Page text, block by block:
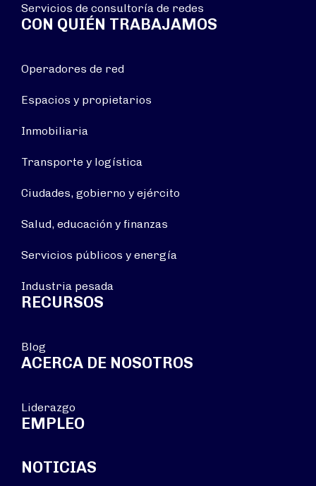
Servicios de consultoría de redes
CON QUIÉN TRABAJAMOS
Operadores de red
Espacios y propietarios
Inmobiliaria
Transporte y logística
Ciudades, gobierno y ejército
Salud, educación y finanzas
Servicios públicos y energía
Industria pesada
RECURSOS
Blog
ACERCA DE NOSOTROS
Liderazgo
EMPLEO
NOTICIAS